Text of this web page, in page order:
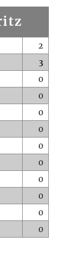
2
3
0
0
0
0
0
0
0
0
0
0